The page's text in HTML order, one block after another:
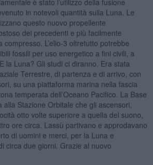
in notevoli quantità sulla Luna. Le
questo nuovo propellente
dei precedenti e più facilmente
L’elio-3 oltretutto potrebbe
fossili per uso energetico a fini civili, a
la Luna? Gli studi ci diranno. Era stata
Terrestre, di partenza e di arrivo, con
su una piattaforma marina nella fascia
temperata dell’Oceano Pacifico. La Base
Stazione Orbitale che gli ascensori,
otto volte superiore a quella del suono,
ore circa. Lassù partivano e approdavano
di uomini e merci, per la Luna e
circa due giorni. Grazie al nuovo